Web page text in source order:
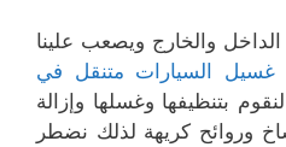
الداخل والخارج ويصعب علينا
غسيل السيارات متنقل في
لنقوم بتنظيفها وغسلها وإزالة
وروائح كريهة لذلك نضطر